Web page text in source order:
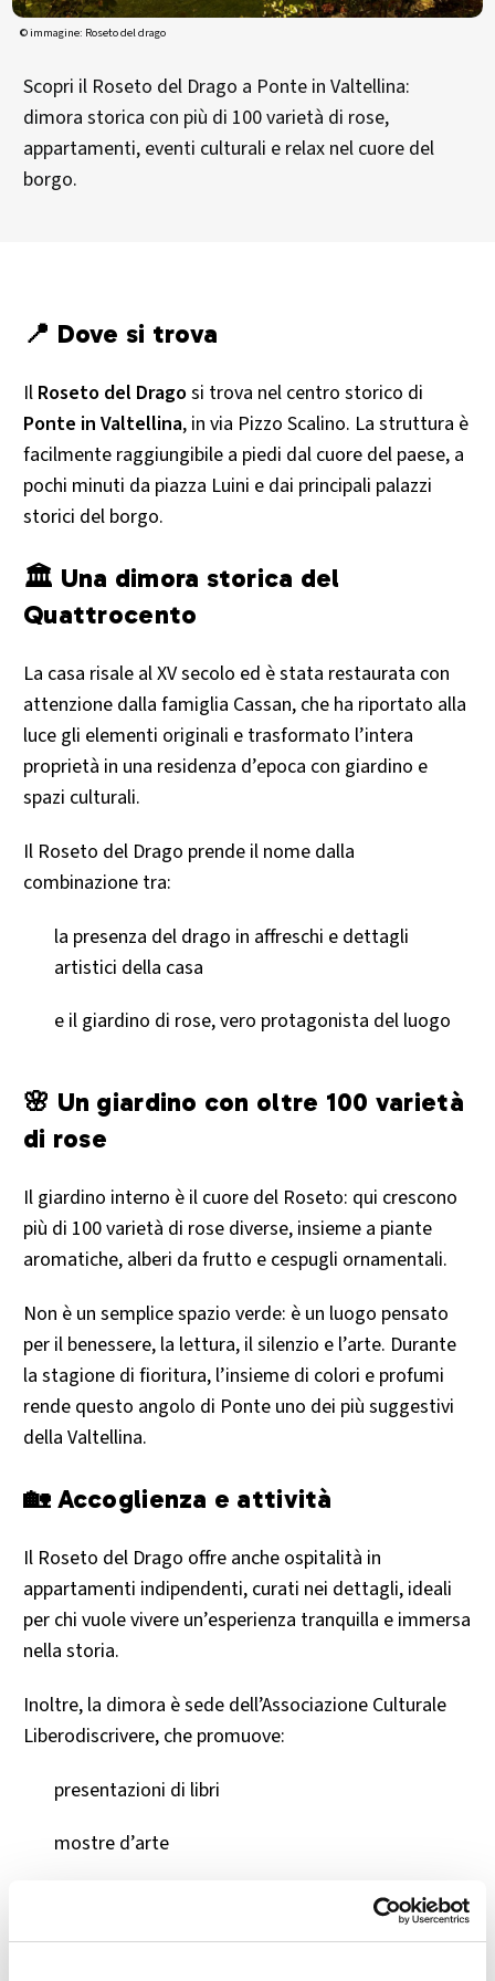
© immagine: Roseto del drago
Scopri il Roseto del Drago a Ponte in Valtellina:
dimora storica con più di 100 varietà di rose,
appartamenti, eventi culturali e relax nel cuore del
borgo.
📍 Dove si trova
Il Roseto del Dragosi trova nel centro storico di
Ponte in Valtellina, in via Pizzo Scalino. La struttura è
facilmente raggiungibile a piedi dal cuore del paese, a
pochi minuti da piazza Luini e dai principali palazzi
storici del borgo.
🏛️ Una dimora storica del
Quattrocento
La casa risale al XV secolo ed è stata restaurata con
attenzione dalla famiglia Cassan, che ha riportato alla
luce gli elementi originali e trasformato l’intera
proprietà in una residenza d’epoca con giardino e
spazi culturali.
Il Roseto del Drago prende il nome dalla
combinazione tra:
la presenza del drago in affreschi e dettagli
artistici della casa
e il giardino di rose, vero protagonista del luogo
🌸 Un giardino con oltre 100 varietà
di rose
Il giardino interno è il cuore del Roseto: qui crescono
più di 100 varietà di rose diverse, insieme a piante
aromatiche, alberi da frutto e cespugli ornamentali.
Non è un semplice spazio verde: è un luogo pensato
per il benessere, la lettura, il silenzio e l’arte. Durante
la stagione di fioritura, l’insieme di colori e profumi
rende questo angolo di Ponte uno dei più suggestivi
della Valtellina.
🏡 Accoglienza e attività
Il Roseto del Drago offre anche ospitalità in
appartamenti indipendenti, curati nei dettagli, ideali
per chi vuole vivere un’esperienza tranquilla e immersa
nella storia.
Inoltre, la dimora è sede dell’Associazione Culturale
Liberodiscrivere, che promuove:
presentazioni di libri
mostre d’arte
laboratori creativi